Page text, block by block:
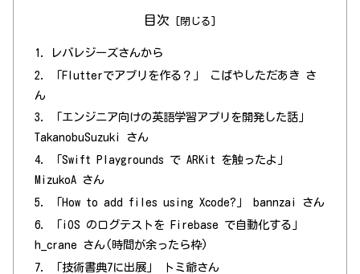
目次
レバレジーズさんから
「Flutterでアプリを作る？」 こばやしただあき さ
ん
「エンジニア向けの英語学習アプリを開発した話」
TakanobuSuzuki さん
「Swift Playgrounds で ARKit を触ったよ」
MizukoA さん
「How to add files using Xcode?」 bannzai さん
「iOS のログテストを Firebase で自動化する」
h_crane さん(時間が余ったら枠)
「技術書典7に出展」 トミ爺さん